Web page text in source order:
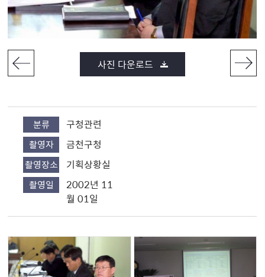
사진 다운로드
분류 구청관련
촬영자 금천구청
촬영장소 기획상황실
촬영일
2002년 11
월 01일